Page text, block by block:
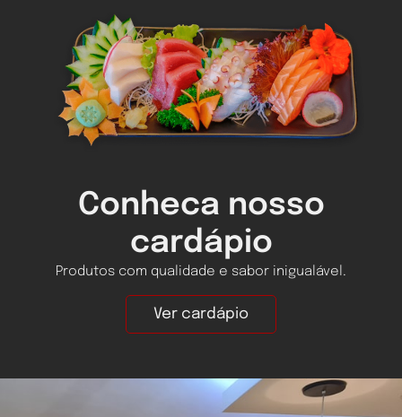
Conheca nosso
cardápio
Produtos com qualidade e sabor inigualável.
Ver cardápio